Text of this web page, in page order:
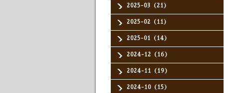
2025-03（21）
2025-02（11）
2025-01（14）
2024-12（16）
2024-11（19）
2024-10（15）